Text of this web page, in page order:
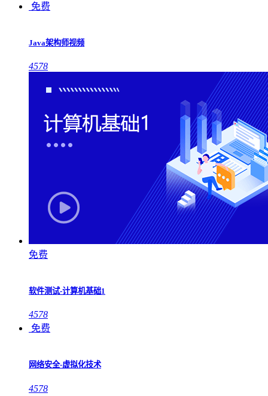
免费
Java架构师视频
4578
免费
软件测试-计算机基础1
4578
免费
网络安全-虚拟化技术
4578